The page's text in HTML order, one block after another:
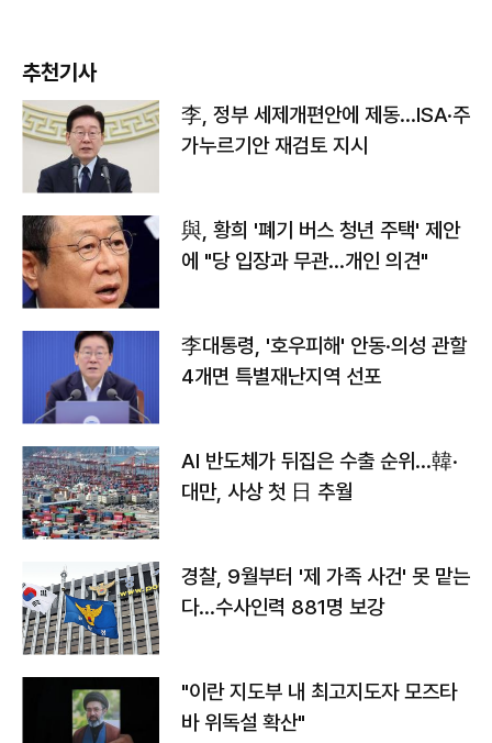
추천기사
李, 정부 세제개편안에 제동…ISA·주
가누르기안 재검토 지시
與, 황희 '폐기 버스 청년 주택' 제안
에 "당 입장과 무관…개인 의견"
李대통령, '호우피해' 안동·의성 관할
4개면 특별재난지역 선포
AI 반도체가 뒤집은 수출 순위…韓·
대만, 사상 첫 日 추월
경찰, 9월부터 '제 가족 사건' 못 맡는
다…수사인력 881명 보강
"이란 지도부 내 최고지도자 모즈타
바 위독설 확산"